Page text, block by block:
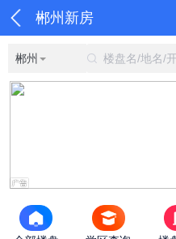
郴州新房
郴州 楼盘名/地名/